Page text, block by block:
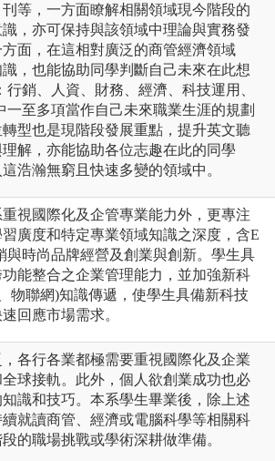
等，一方面瞭解相關領域現今階段的
，亦可保持與該領域中理論與實務發
面，在這相對廣泛的商管經濟領域
，也能協助同學判斷自己未來在此想
銷、人資、財務、經濟、科技運用、
至多項當作自己未來職業生涯的規劃
型也是現階段發展重點，提升英文聽
解，亦能協助各位志趣在此的同學
浩瀚無窮且快速多變的領域中。
視國際化及企管專業能力外，更專注
廣度和特定專業領域知識之深度，含E
與時尚品牌經營及創業與創新。學生具
能整合之企業管理能力，並加強新科
物聯網)知識傳遞，使學生具備新科技
回應市場需求。
各行各業都極需要重視國際化及企業
球接軌。此外，個人欲創業成功也必
識和技巧。本系學生畢業後，除上述
就讀商管、經濟或電腦科學等相關科
的職場挑戰或學術深耕做準備。